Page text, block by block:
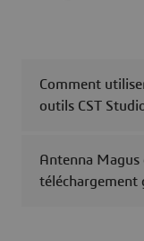
Comment
outils CST
Antenna Magus
téléchargement